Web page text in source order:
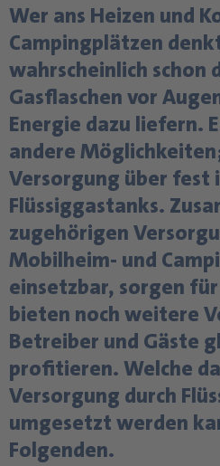
Wer ans Heizen und
Campingplätzen
wahrscheinlich schon
Gasflaschen vor
Energie dazu liefern.
andere
Versorgung über
Flüssiggastanks.
zugehörigen
Mobilheim- und
einsetzbar, sorgen
bieten noch weitere
Betreiber und Gäste
profitieren. Welche
Versorgung durch
umgesetzt werden
Folgenden.